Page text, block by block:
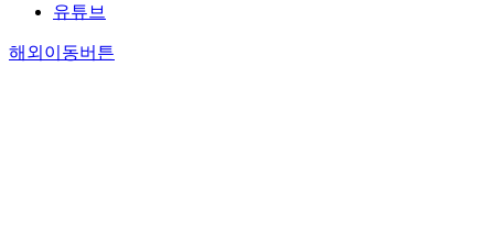
유튜브
해외이동버튼